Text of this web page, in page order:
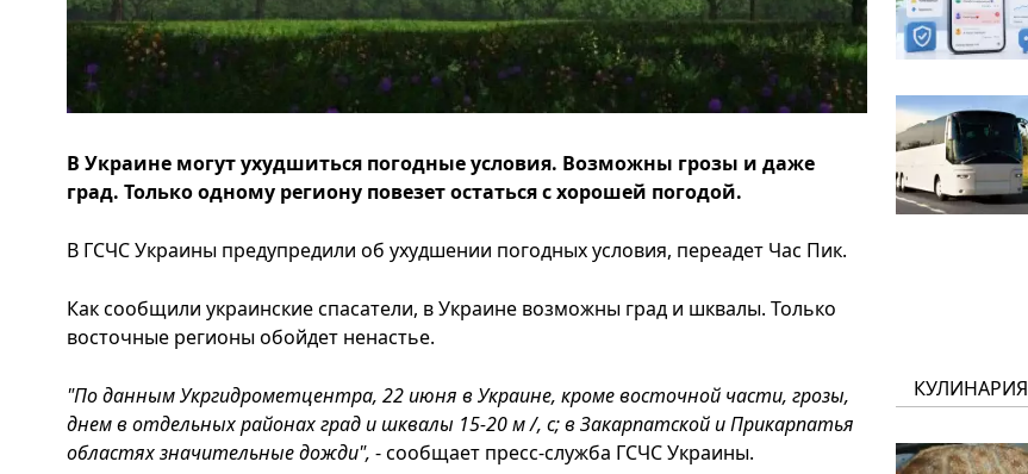
В Украине могут ухудшиться погодные условия. Возможны грозы и даже
град. Только одному региону повезет остаться с хорошей погодой.
В ГСЧС Украины предупредили об ухудшении погодных условия, переадет Час Пик.
Как сообщили украинские спасатели, в Украине возможны град и шквалы. Только
восточные регионы обойдет ненастье.
"По данным Укргидрометцентра, 22 июня в Украине, кроме восточной части, грозы,
днем в отдельных районах град и шквалы 15-20 м /, с; в Закарпатской и Прикарпатья
областях значительные дожди", - сообщает пресс-служба ГСЧС Украины.
КУЛИНАРИЯ